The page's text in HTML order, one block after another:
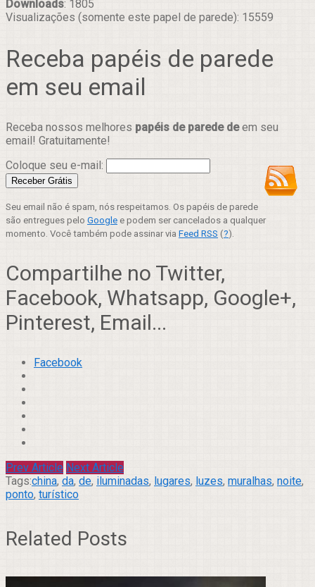
Downloads: 1805
Visualizações (somente este papel de parede): 15559
Receba papéis de parede
em seu email
Receba nossos melhores papéis de parede deem seu
email! Gratuitamente!
Coloque seu e-mail:
Seu email não é spam, nós respeitamos. Os papéis de parede
são entregues pelo Google e podem ser cancelados a qualquer
momento. Você também pode assinar via Feed RSS (?).
Compartilhe no Twitter,
Facebook, Whatsapp, Google+,
Pinterest, Email...
Facebook
Prev Article Next Article
Tags:china, da, de, iluminadas, lugares, luzes, muralhas, noite,
ponto, turístico
Related Posts